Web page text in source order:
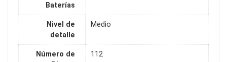
Baterías
Nivel de
detalle
Medio
Número de
112